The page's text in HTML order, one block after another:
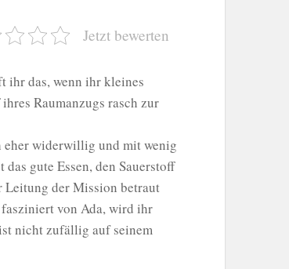
Jetzt bewerten
ihr das, wenn ihr kleines
Raumanzugs rasch zur
eher widerwillig und mit wenig
gute Essen, den Sauerstoff
Leitung der Mission betraut
fasziniert von Ada, wird ihr
nicht zufällig auf seinem